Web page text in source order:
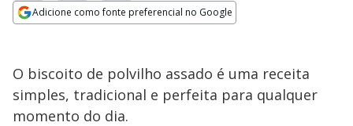
Adicione como fonte preferencial no Google
O biscoito de polvilho assado é uma receita
simples, tradicional e perfeita para qualquer
momento do dia.